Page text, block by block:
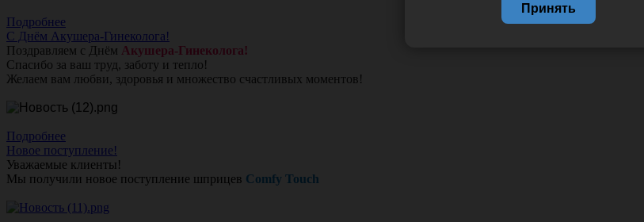
Подробнее
С Днём Акушера-Гинеколога!
Поздравляем с Днём Акушера-Гинеколога!
Спасибо за ваш труд, заботу и тепло!
Желаем вам любви, здоровья и множество счастливых моментов!
Подробнее
Новое поступление!
Уважаемые клиенты!
Мы получили новое поступление шприцев Comfy Touch
Принять